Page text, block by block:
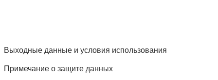
Выходные данные и условия использования
Примечание о защите данных